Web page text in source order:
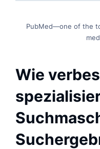
PubMed—one of the
Wie